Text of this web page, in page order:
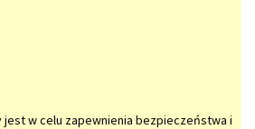
w celu zapewnienia bezpieczeństwa i